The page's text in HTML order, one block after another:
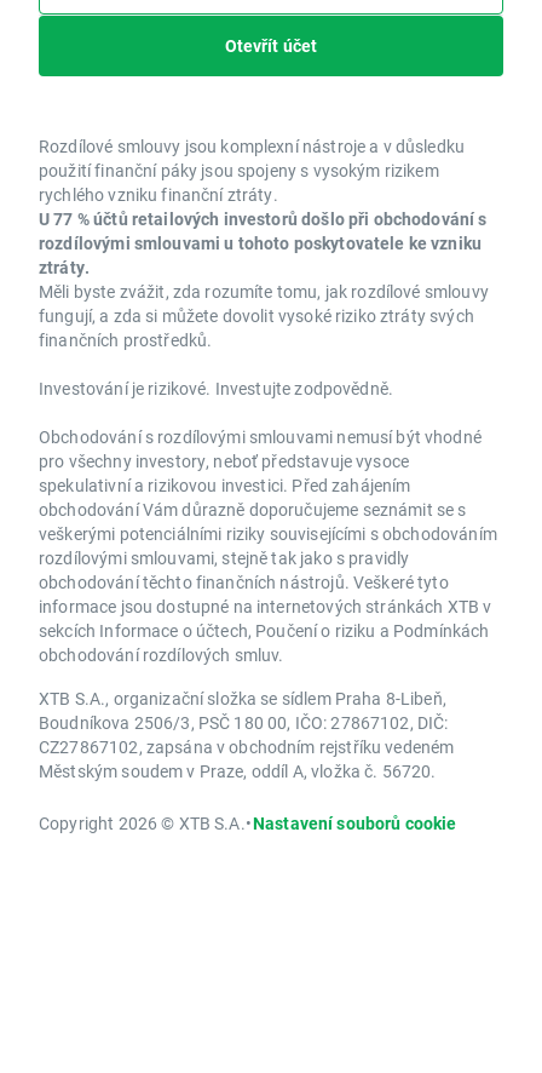
Otevřít účet
Rozdílové smlouvy jsou komplexní nástroje a v důsledku
použití finanční páky jsou spojeny s vysokým rizikem
rychlého vzniku finanční ztráty.
U 77 % účtů retailových investorů došlo při obchodování s
rozdílovými smlouvami u tohoto poskytovatele ke vzniku
ztráty.
Měli byste zvážit, zda rozumíte tomu, jak rozdílové smlouvy
fungují, a zda si můžete dovolit vysoké riziko ztráty svých
finančních prostředků.
Investování je rizikové. Investujte zodpovědně.
Obchodování s rozdílovými smlouvami nemusí být vhodné
pro všechny investory, neboť představuje vysoce
spekulativní a rizikovou investici. Před zahájením
obchodování Vám důrazně doporučujeme seznámit se s
veškerými potenciálními riziky souvisejícími s obchodováním
rozdílovými smlouvami, stejně tak jako s pravidly
obchodování těchto finančních nástrojů. Veškeré tyto
informace jsou dostupné na internetových stránkách XTB v
sekcích Informace o účtech, Poučení o riziku a Podmínkách
obchodování rozdílových smluv.
XTB S.A., organizační složka se sídlem Praha 8-Libeň,
Boudníkova 2506/3, PSČ 180 00, IČO: 27867102, DIČ:
CZ27867102, zapsána v obchodním rejstříku vedeném
Městským soudem v Praze, oddíl A, vložka č. 56720.
Copyright 2026 © XTB S.A.•Nastavení souborů cookie